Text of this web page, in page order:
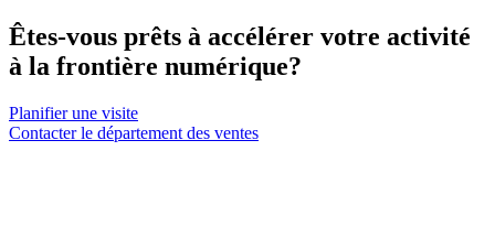
Êtes-vous prêts à accélérer votre activité
à la frontière numérique?
Planifier une visite
Contacter le département des ventes